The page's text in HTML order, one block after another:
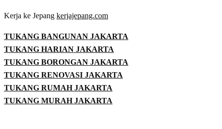
Kerja ke Jepang kerjajepang.com
TUKANG BANGUNAN JAKARTA
TUKANG HARIAN JAKARTA
TUKANG BORONGAN JAKARTA
TUKANG RENOVASI JAKARTA
TUKANG RUMAH JAKARTA
TUKANG MURAH JAKARTA